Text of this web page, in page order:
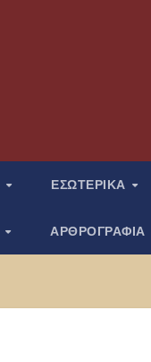
ΕΣΩΤΕΡΙΚΑ
ΑΡΘΡΟΓΡΑΦΙΑ